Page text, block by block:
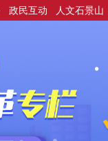
人文石景山
政民互动